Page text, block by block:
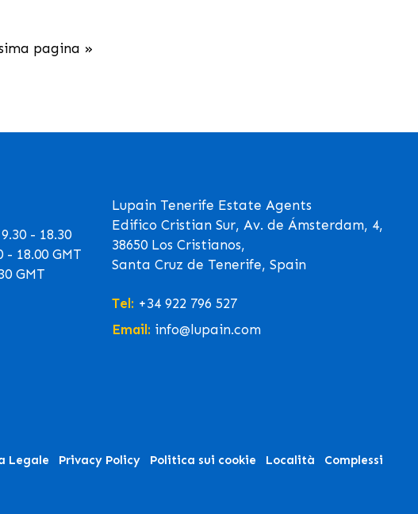
pagina »
- 18.30
- 18.00 GMT
GMT
Lupain Tenerife Estate Agents
Edifico Cristian Sur, Av. de Ámsterdam, 4,
38650 Los Cristianos,
Santa Cruz de Tenerife, Spain
Tel: +34 922 796 527
Email: info@lupain.com
Legale Privacy Policy Politica sui cookie Località Complessi